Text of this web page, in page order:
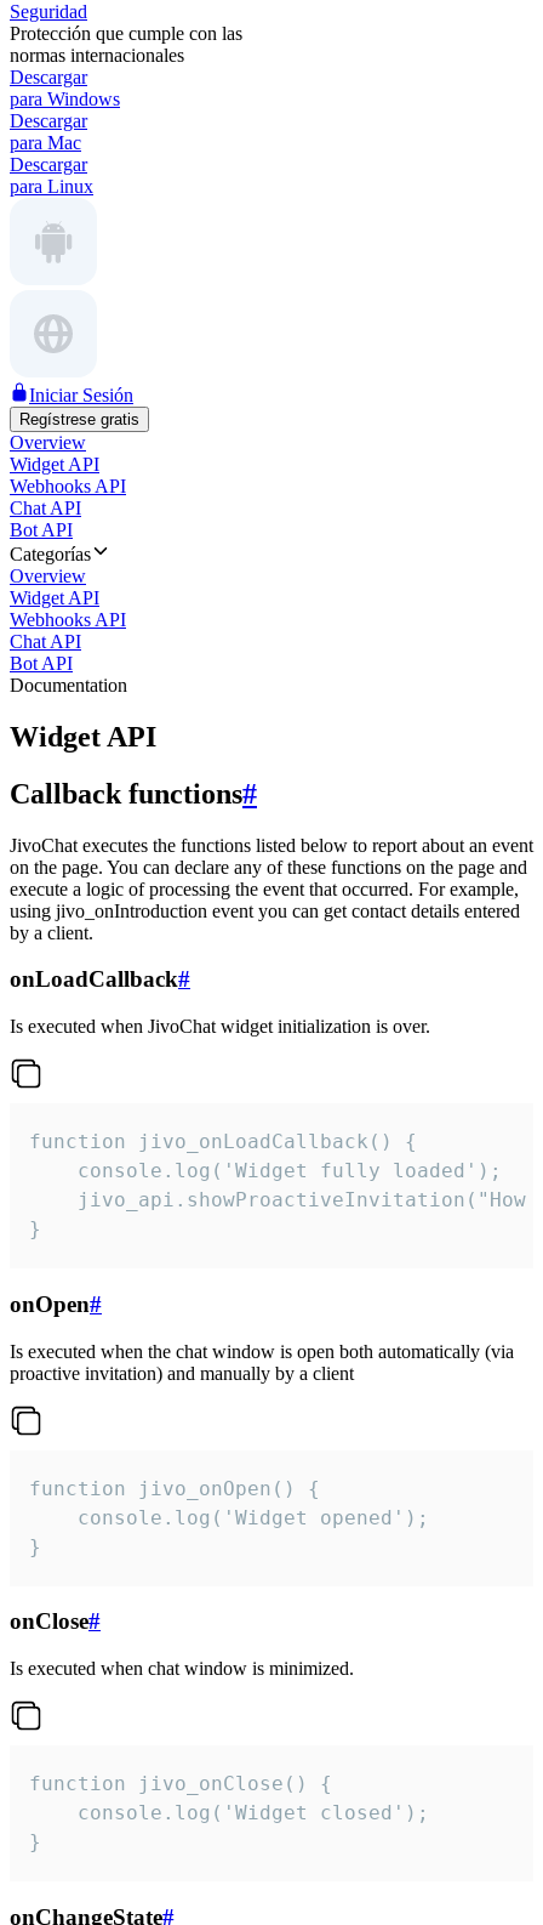
Seguridad
Protección que cumple con las
normas internacionales
Descargar
para Windows
Descargar
para Mac
Descargar
para Linux
Iniciar Sesión
Regístrese gratis
Overview
Widget API
Webhooks API
Chat API
Bot API
Categorías
Overview
Widget API
Webhooks API
Chat API
Bot API
Documentation
Widget API
Callback functions#
JivoChat executes the functions listed below to report about an event
on the page. You can declare any of these functions on the page and
execute a logic of processing the event that occurred. For example,
using jivo_onIntroduction event you can get contact details entered
by a client.
onLoadCallback#
Is executed when JivoChat widget initialization is over.
function jivo_onLoadCallback() {
    console.log('Widget fully loaded');
jivo_api.showProactiveInvitation("How
}
onOpen#
Is executed when the chat window is open both automatically (via
proactive invitation) and manually by a client
function jivo_onOpen() {
    console.log('Widget opened');
}
onClose#
Is executed when chat window is minimized.
function jivo_onClose() {
    console.log('Widget closed');
}
onChangeState#